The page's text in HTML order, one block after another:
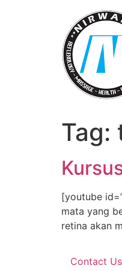
Tag:
[youtube
mata yang
retina akan
Contact Us